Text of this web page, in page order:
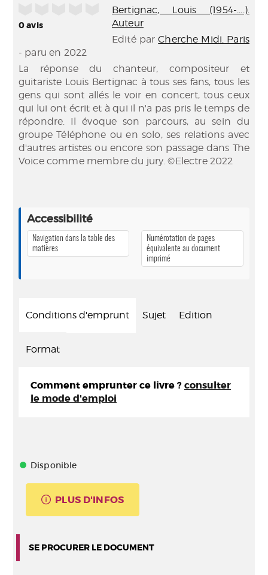
0avis
Bertignac, Louis (1954-....).
Auteur
Edité parCherche Midi. Paris
- paru en 2022
La réponse du chanteur, compositeur et
guitariste Louis Bertignac à tous ses fans, tous les
gens qui sont allés le voir en concert, tous ceux
qui lui ont écrit et à qui il n'a pas pris le temps de
répondre. Il évoque son parcours, au sein du
groupe Téléphone ou en solo, ses relations avec
d'autres artistes ou encore son passage dans The
Voice comme membre du jury. ©Electre 2022
Accessibilité
Navigation dans la table des
matières
Numérotation de pages
équivalente au document
imprimé
Conditions d'emprunt Sujet Edition
Format
Comment emprunter ce livre ? consulter
le mode d'emploi
Disponible
PLUS D'INFOS
SE PROCURER LE DOCUMENT